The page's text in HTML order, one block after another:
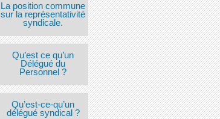
La position commune
sur la représentativité
syndicale.
Qu’est ce qu’un
Délégué du
Personnel ?
Qu’est-ce-qu’un
délégué syndical ?